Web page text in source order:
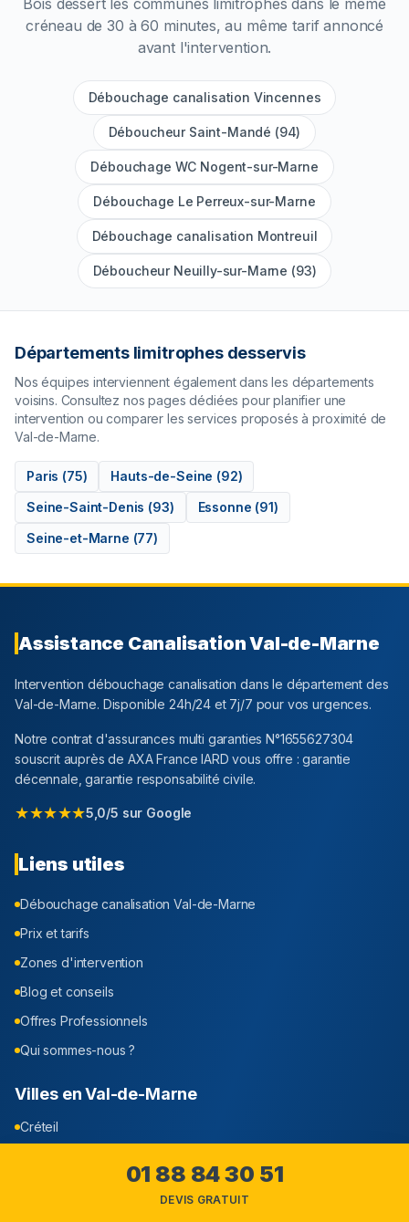
Bois dessert les communes limitrophes dans le même
créneau de 30 à 60 minutes, au même tarif annoncé
avant l'intervention.
Débouchage canalisation Vincennes
Déboucheur Saint-Mandé (94)
Débouchage WC Nogent-sur-Marne
Débouchage Le Perreux-sur-Marne
Débouchage canalisation Montreuil
Déboucheur Neuilly-sur-Marne (93)
Départements limitrophes desservis
Nos équipes interviennent également dans les départements
voisins. Consultez nos pages dédiées pour planifier une
intervention ou comparer les services proposés à proximité de
Val-de-Marne.
Paris (75) Hauts-de-Seine (92)
Seine-Saint-Denis (93) Essonne (91)
Seine-et-Marne (77)
Assistance CanalisationVal-de-Marne
Intervention débouchage canalisation dans le département des
Val-de-Marne. Disponible 24h/24 et 7j/7 pour vos urgences.
Notre contrat d'assurances multi garanties N°1655627304
souscrit auprès de AXA France IARD vous offre : garantie
décennale, garantie responsabilité civile.
★★★★★5,0/5 sur Google
Liens utiles
Débouchage canalisationVal-de-Marne
Prix et tarifs
Zones d'intervention
Blog et conseils
Offres Professionnels
Qui sommes-nous ?
Villes enVal-de-Marne
Créteil
01 88 84 30 51
DEVIS GRATUIT